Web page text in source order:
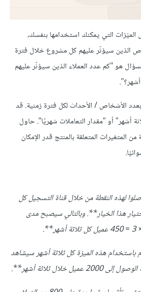
التي يمكنك استخدامها بنفسك،
الذين سيؤثّر عليهم كل مشروع خلال فترة
هو "كم عدد العملاء الذين سيؤثّر عليهم
الأشخاص / الأحداث لكل فترة زمنية. قد
أشهر" أو "مقدار التعاملات شهريًا". حاول
المتغيرات المتعلقة بالمنتج قدر الإمكان
لهذه النقطة من خلال قناة التسجيل كل
هذا الخيار**.وبالتالي سيصبح مدى
× 3
عميل كل ثلاثة أشهر**.
باستخدام هذه الميزة كل ثلاثة أشهر سيشاهد
الوصول إلى2000عميل خلال ثلاثة أشهر**.